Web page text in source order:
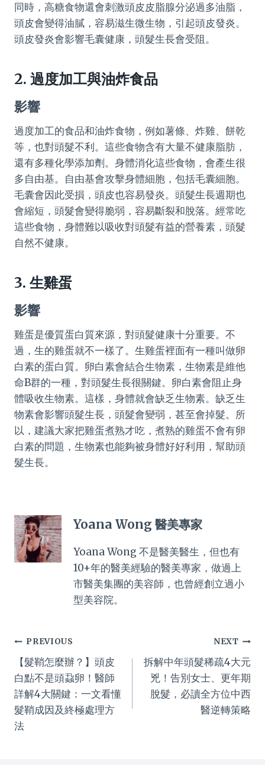
同時，高糖食物還會刺激頭皮皮脂腺分泌過多油脂，
頭皮會變得油膩，容易滋生微生物，引起頭皮發炎。
頭皮發炎會影響毛囊健康，頭髮生長會受阻。
2. 過度加工與油炸食品
影響
過度加工的食品和油炸食物，例如薯條、炸雞、餅乾
等，也對頭髮不利。這些食物含有大量不健康脂肪，
還有多種化學添加劑。身體消化這些食物，會產生很
多自由基。自由基會攻擊身體細胞，包括毛囊細胞。
毛囊會因此受損，頭皮也容易發炎。頭髮生長週期也
會縮短，頭髮會變得脆弱，容易斷裂和脫落。經常吃
這些食物，身體難以吸收對頭髮有益的營養素，頭髮
自然不健康。
3. 生雞蛋
影響
雞蛋是優質蛋白質來源，對頭髮健康十分重要。不
過，生的雞蛋就不一樣了。生雞蛋裡面有一種叫做卵
白素的蛋白質。卵白素會結合生物素，生物素是維他
命B群的一種，對頭髮生長很關鍵。卵白素會阻止身
體吸收生物素。這樣，身體就會缺乏生物素。缺乏生
物素會影響頭髮生長，頭髮會變弱，甚至會掉髮。所
以，建議大家把雞蛋煮熟才吃，煮熟的雞蛋不會有卵
白素的問題，生物素也能夠被身體好好利用，幫助頭
髮生長。
Yoana Wong 醫美專家
Yoana Wong 不是醫美醫生，但也有
10+年的醫美經驗的醫美專家，做過上
市醫美集團的美容師，也曾經創立過小
型美容院。
Post
navigation
PREVIOUS
【髮鞘怎麼辦？】頭皮
白點不是頭蝨卵！醫師
詳解4大關鍵：一文看懂
髮鞘成因及終極處理方
法
NEXT
拆解中年頭髮稀疏4大元
兇！告別女士、更年期
脫髮，必讀全方位中西
醫逆轉策略